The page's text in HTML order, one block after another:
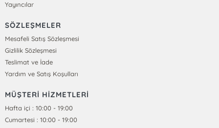
Yayıncılar
SÖZLEŞMELER
Mesafeli Satış Sözleşmesi
Gizlilik Sözleşmesi
Teslimat ve İade
Yardım ve Satış Koşulları
MÜŞTERİ HİZMETLERİ
Hafta içi : 10:00 - 19:00
Cumartesi : 10:00 - 19:00